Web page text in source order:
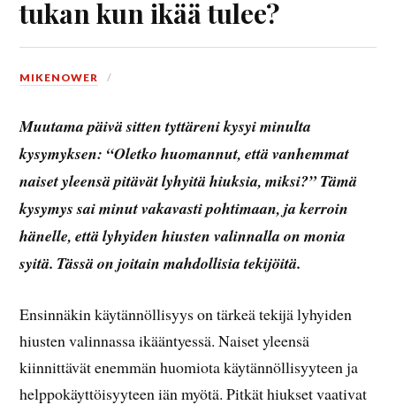
tukan kun ikää tulee?
MIKENOWER
Muutama päivä sitten tyttäreni kysyi minulta
kysymyksen: “Oletko huomannut, että vanhemmat
naiset yleensä pitävät lyhyitä hiuksia, miksi?” Tämä
kysymys sai minut vakavasti pohtimaan, ja kerroin
hänelle, että lyhyiden hiusten valinnalla on monia
syitä. Tässä on joitain mahdollisia tekijöitä.
Ensinnäkin käytännöllisyys on tärkeä tekijä lyhyiden
hiusten valinnassa ikääntyessä. Naiset yleensä
kiinnittävät enemmän huomiota käytännöllisyyteen ja
helppokäyttöisyyteen iän myötä. Pitkät hiukset vaativat